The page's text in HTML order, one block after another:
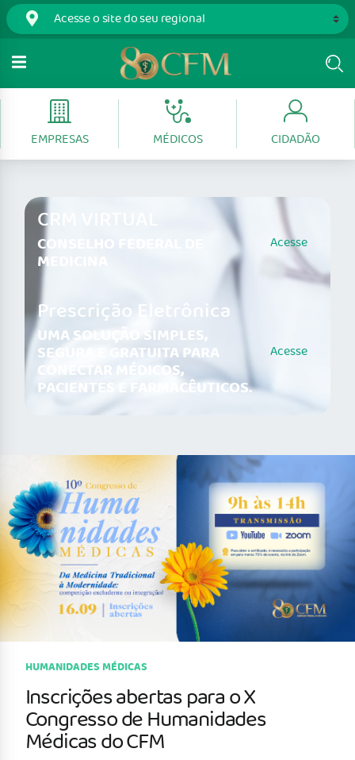
EMPRESAS MÉDICOS CIDADÃO
CRM VIRTUAL
CONSELHO FEDERAL DE
MEDICINA
Acesse
Prescrição Eletrônica
UMA SOLUÇÃO SIMPLES,
SEGURA E GRATUITA PARA
CONECTAR MÉDICOS,
PACIENTES E FARMACÊUTICOS.
Acesse
HUMANIDADES MÉDICAS
Inscrições abertas para o X
Congresso de Humanidades
Médicas do CFM